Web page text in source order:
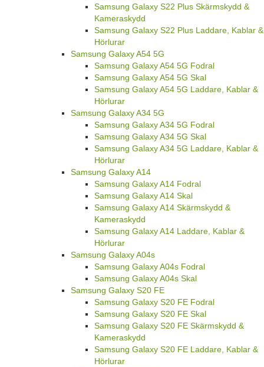
Samsung Galaxy S22 Plus Skärmskydd &
Kameraskydd
Samsung Galaxy S22 Plus Laddare, Kablar &
Hörlurar
Samsung Galaxy A54 5G
Samsung Galaxy A54 5G Fodral
Samsung Galaxy A54 5G Skal
Samsung Galaxy A54 5G Laddare, Kablar &
Hörlurar
Samsung Galaxy A34 5G
Samsung Galaxy A34 5G Fodral
Samsung Galaxy A34 5G Skal
Samsung Galaxy A34 5G Laddare, Kablar &
Hörlurar
Samsung Galaxy A14
Samsung Galaxy A14 Fodral
Samsung Galaxy A14 Skal
Samsung Galaxy A14 Skärmskydd &
Kameraskydd
Samsung Galaxy A14 Laddare, Kablar &
Hörlurar
Samsung Galaxy A04s
Samsung Galaxy A04s Fodral
Samsung Galaxy A04s Skal
Samsung Galaxy S20 FE
Samsung Galaxy S20 FE Fodral
Samsung Galaxy S20 FE Skal
Samsung Galaxy S20 FE Skärmskydd &
Kameraskydd
Samsung Galaxy S20 FE Laddare, Kablar &
Hörlurar